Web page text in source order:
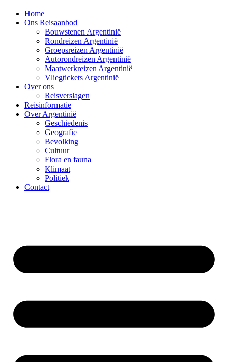
Home
Ons Reisaanbod
Bouwstenen Argentinië
Rondreizen Argentinië
Groepsreizen Argentinië
Autorondreizen Argentinië
Maatwerkreizen Argentinië
Vliegtickets Argentinië
Over ons
Reisverslagen
Reisinformatie
Over Argentinië
Geschiedenis
Geografie
Bevolking
Cultuur
Flora en fauna
Klimaat
Politiek
Contact